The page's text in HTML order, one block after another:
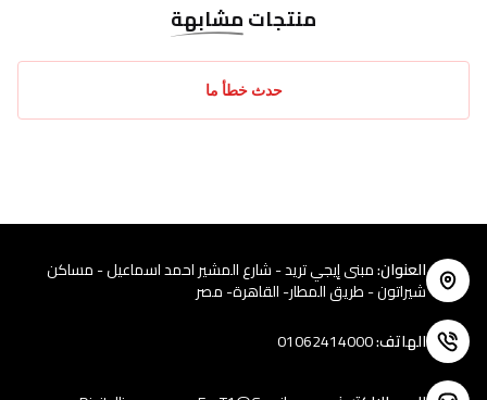
منتجاتمشابهة
حدث خطأ ما
العنوان:مبنى إيجي تريد - شارع المشير احمد اسماعيل - مساكن
شيراتون - طريق المطار- القاهرة- مصر
الهاتف:
01062414000